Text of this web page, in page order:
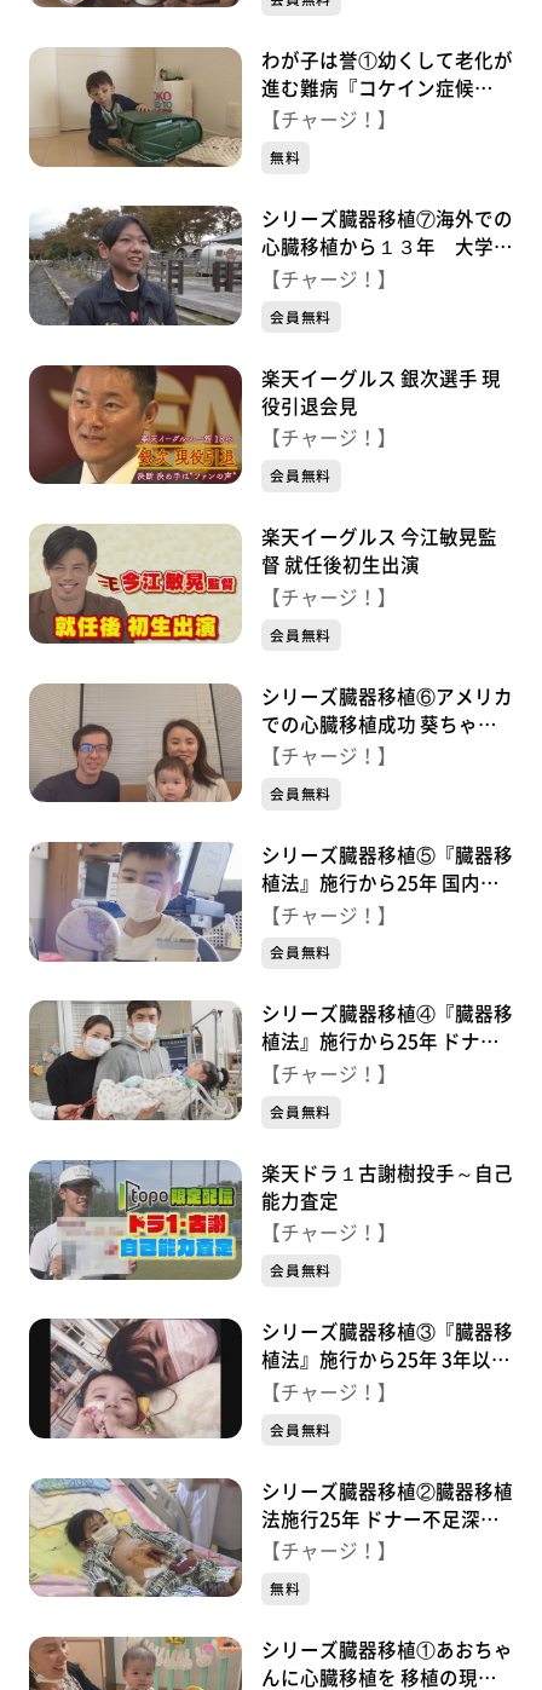
わが子は誉①幼くして老化が
進む難病『コケイン症候
群』 １６歳の男の子 家族
【チャージ！】
無料
シリーズ臓器移植⑦海外での
心臓移植から１３年 大学生
になった青年「臓器移植を知
【チャージ！】
会員無料
楽天イーグルス 銀次選手 現
役引退会見
【チャージ！】
会員無料
楽天イーグルス 今江敏晃監
督 就任後初生出演
【チャージ！】
会員無料
シリーズ臓器移植⑥アメリカ
での心臓移植成功 葵ちゃん
と家族 命をめぐる日々
【チャージ！】
会員無料
シリーズ臓器移植⑤『臓器移
植法』施行から25年 国内で3
年半 心臓移植を待つ少年
【チャージ！】
会員無料
シリーズ臓器移植④『臓器移
植法』施行から25年 ドナー
になった娘 決断した家族の
【チャージ！】
会員無料
楽天ドラ１古謝樹投手～自己
能力査定
【チャージ！】
会員無料
シリーズ臓器移植③『臓器移
植法』施行から25年 3年以上
待機も…移植かなわず
【チャージ！】
会員無料
シリーズ臓器移植②臓器移植
法施行25年 ドナー不足深刻
海外移植目指す家族と移植経
【チャージ！】
無料
シリーズ臓器移植①あおちゃ
んに心臓移植を 移植の現状